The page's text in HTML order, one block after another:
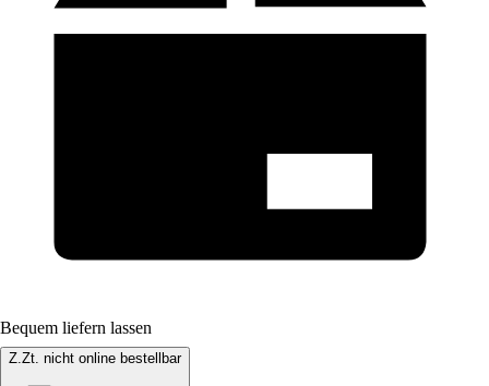
Bequem liefern lassen
Z.Zt. nicht online bestellbar